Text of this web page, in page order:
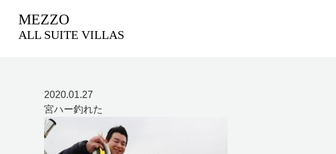
MEZZO
ALL SUITE VILLAS
2020.01.27
宮ハー釣れた